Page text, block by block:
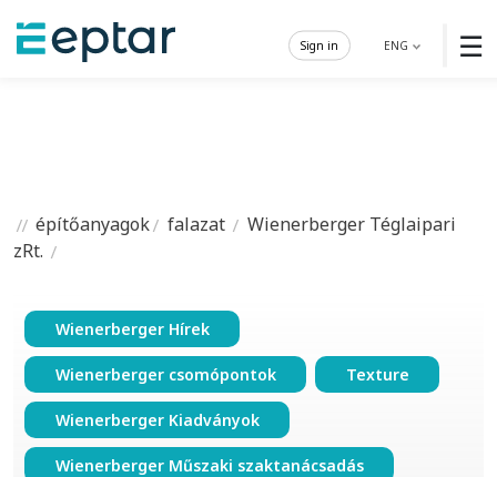
☰
ENG
Sign in
építőanyagok falazat
Wienerberger Téglaipari
zRt.
Wienerberger Hírek
Wienerberger csomópontok Texture
Wienerberger Kiadványok
Wienerberger Műszaki szaktanácsadás